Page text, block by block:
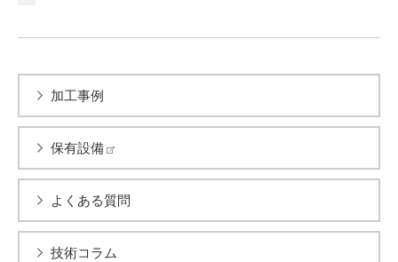
加工事例
保有設備
よくある質問
技術コラム